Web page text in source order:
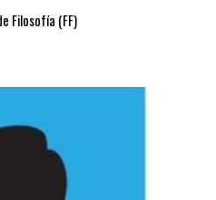
Filosofía (FF)